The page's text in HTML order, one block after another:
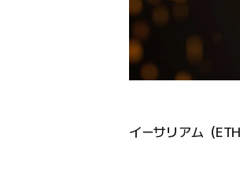
イーサリアム（